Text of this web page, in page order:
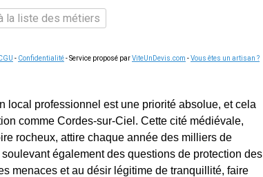
la liste des métiers
- Confidentialité- Service proposé parViteUnDevis.com -Vous êtes un artisan ?
local professionnel est une priorité absolue, et cela
comme Cordes-sur-Ciel. Cette cité médiévale,
rocheux, attire chaque année des milliers de
également des questions de protection des
menaces et au désir légitime de tranquillité, faire